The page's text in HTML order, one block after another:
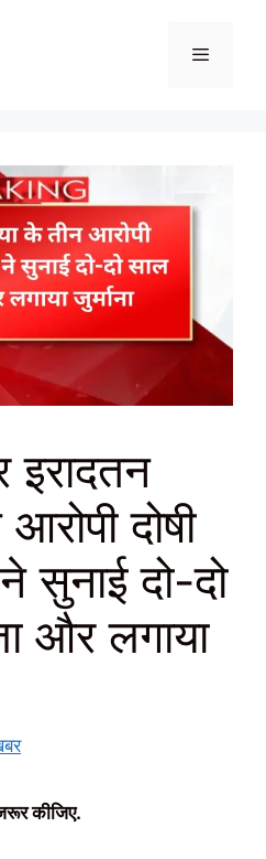
दोषी
सुनाई दो-दो
और लगाया
कीजिए.